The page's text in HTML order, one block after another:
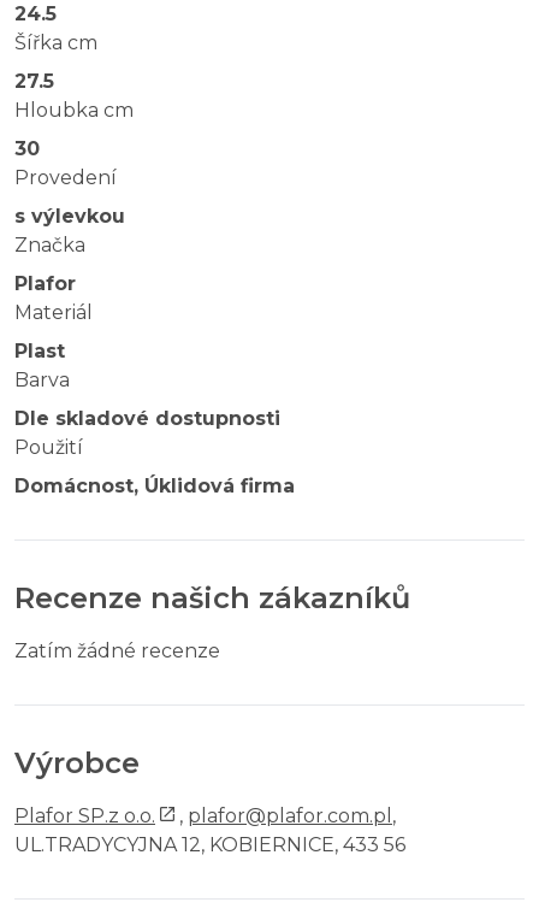
24.5
Šířka cm
27.5
Hloubka cm
30
Provedení
s výlevkou
Značka
Plafor
Materiál
Plast
Barva
Dle skladové dostupnosti
Použití
Domácnost, Úklidová firma
Recenze našich zákazníků
Zatím žádné recenze
Výrobce
Plafor SP.z o.o. , plafor@plafor.com.pl ,
UL.TRADYCYJNA 12, KOBIERNICE, 433 56